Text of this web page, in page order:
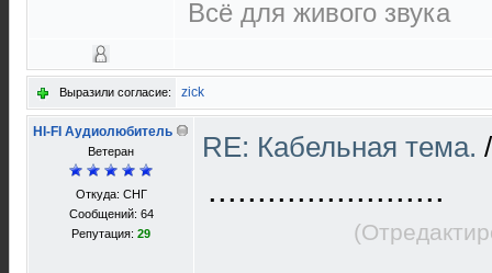
Всё для живого звука
Выразили согласие: zick
HI-FI Аудиолюбитель
Ветеран
Откуда: СНГ
Сообщений: 64
Репутация: 29
RE: Кабельная тема.
........................